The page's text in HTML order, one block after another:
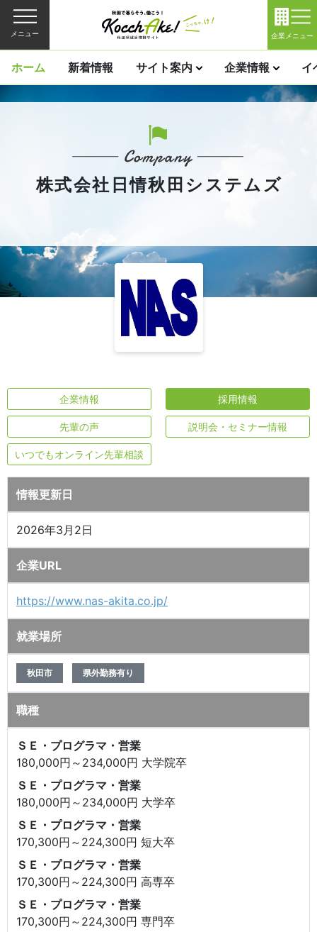
メニュー 企業メニュー
ホーム 新着情報 サイト案内 企業情報 イ
株式会社日情秋田システムズ
企業情報 採用情報
先輩の声 説明会・セミナー情報
いつでもオンライン先輩相談
情報更新日
2026年3月2日
企業URL
https://www.nas-akita.co.jp/
就業場所
秋田市 県外勤務有り
職種
ＳＥ・プログラマ・営業
180,000円～234,000円 大学院卒
ＳＥ・プログラマ・営業
180,000円～234,000円 大学卒
ＳＥ・プログラマ・営業
170,300円～224,300円 短大卒
ＳＥ・プログラマ・営業
170,300円～224,300円 高専卒
ＳＥ・プログラマ・営業
170,300円～224,300円 専門卒